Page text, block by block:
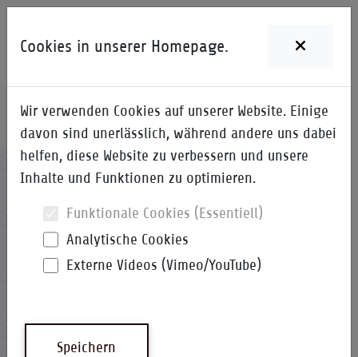
Home i-Qpedia Detail zum Begriff
MVB
Aufbau der Fertigungsvalidierung
i-Qpedia
Cookies in unserer Homepage.
Wir verwenden Cookies auf unserer Website. Einige
davon sind unerlässlich, während andere uns dabei
helfen, diese Website zu verbessern und unsere
Inhalte und Funktionen zu optimieren.
Funktionale Cookies (Essentiell)
Analytische Cookies
Externe Videos (Vimeo/YouTube)
Speichern